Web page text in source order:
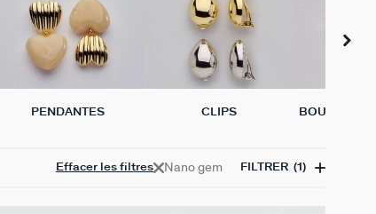
PENDANTES CLIPS
BOUCLES
Nano gem
Effacer les filtres FILTRER (1)